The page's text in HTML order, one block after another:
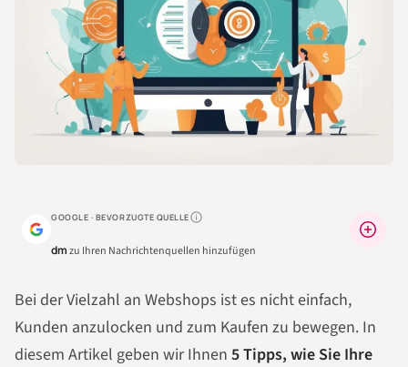
GOOGLE · BEVORZUGTE QUELLEWarum lohnt sich das?
dmzu Ihren Nachrichtenquellen hinzufügen
Bei der Vielzahl an Webshops ist es nicht einfach,
Kunden anzulocken und zum Kaufen zu bewegen. In
diesem Artikel geben wir Ihnen 5 Tipps, wie Sie Ihre